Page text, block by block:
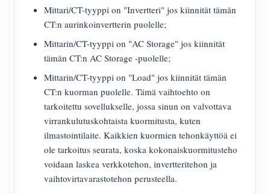
Mittari/CT-tyyppi on "Invertteri" jos kiinnität tämän
CT:n aurinkoinvertterin puolelle;
Mittarin/CT-tyyppi on "AC Storage" jos kiinnität
tämän CT:n AC Storage -puolelle;
Mittarin/CT-tyyppi on "Load" jos kiinnität tämän
CT:n kuorman puolelle. Tämä vaihtoehto on
tarkoitettu sovellukselle, jossa sinun on valvottava
virrankulutuskohtaista kuormitusta, kuten
ilmastointilaite. Kaikkien kuormien tehonkäyttöä ei
ole tarkoitus seurata, koska kokonaiskuormitusteho
voidaan laskea verkkotehon, invertteritehon ja
vaihtovirtavarastotehon perusteella.